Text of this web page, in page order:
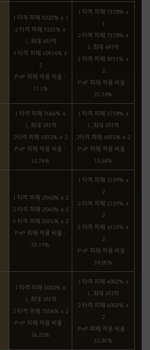
1 타격 피해 9223% x 1
2 타격 피해 9223% x
1, 최대 4타격
3 타격 피해 10914% x
2
PvP 피해 적용 비율 :
17.1%
1 타격 피해 7378% x
1
2 타격 피해 7378% x
1, 최대 4타격
3 타격 피해 8731% x
2
PvP 피해 적용 비율 :
21.38%
1 타격 피해 7046% x
1, 최대 5타격
2타격 피해 5872% x 2
PvP 피해 적용 비율 :
12.74%
1 타격 피해 5778% x
1, 최대 5타격
2타격 피해 4815% x 2
PvP 피해 적용 비율 :
15.54%
1 타격 피해 2540% x 2
2 타격 피해 2540% x 2
3 타격 피해 5076% x 2
PvP 피해 적용 비율 :
33.19%
1 타격 피해 2159% x
2
2 타격 피해 2159% x
2
3 타격 피해 4315% x
2
PvP 피해 적용 비율 :
39.05%
1 타격 피해 5002% x
1, 최대 5타격
2 타격 피해 7504% x 2
PvP 피해 적용 비율 :
26.25%
1 타격 피해 4002% x
1, 최대 5타격
2 타격 피해 6003% x
2
PvP 피해 적용 비율 :
32.81%